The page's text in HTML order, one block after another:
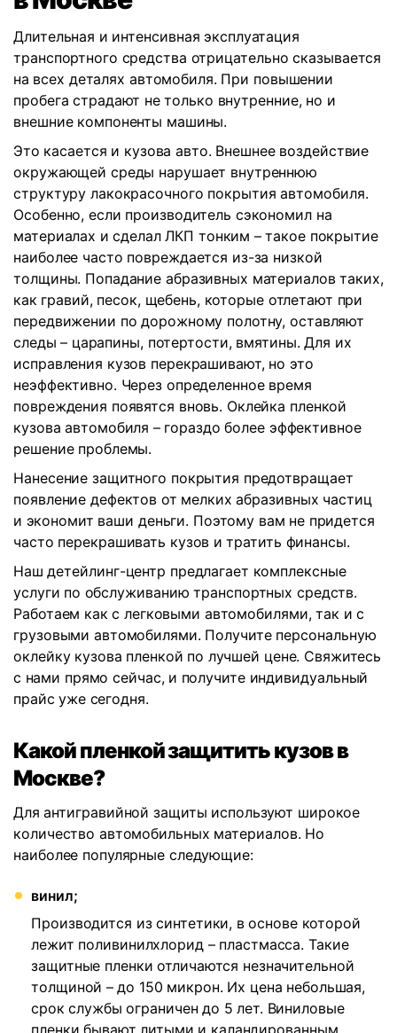
Длительная и интенсивная эксплуатация
транспортного средства отрицательно сказывается
на всех деталях автомобиля. При повышении
пробега страдают не только внутренние, но и
внешние компоненты машины.
Это касается и кузова авто. Внешнее воздействие
окружающей среды нарушает внутреннюю
структуру лакокрасочного покрытия автомобиля.
Особенно, если производитель сэкономил на
материалах и сделал ЛКП тонким – такое покрытие
наиболее часто повреждается из-за низкой
толщины. Попадание абразивных материалов таких,
как гравий, песок, щебень, которые отлетают при
передвижении по дорожному полотну, оставляют
следы – царапины, потертости, вмятины. Для их
исправления кузов перекрашивают, но это
неэффективно. Через определенное время
повреждения появятся вновь. Оклейка пленкой
кузова автомобиля – гораздо более эффективное
решение проблемы.
Нанесение защитного покрытия предотвращает
появление дефектов от мелких абразивных частиц
и экономит ваши деньги. Поэтому вам не придется
часто перекрашивать кузов и тратить финансы.
Наш детейлинг-центр предлагает комплексные
услуги по обслуживанию транспортных средств.
Работаем как с легковыми автомобилями, так и с
грузовыми автомобилями. Получите персональную
оклейку кузова пленкой по лучшей цене. Свяжитесь
с нами прямо сейчас, и получите индивидуальный
прайс уже сегодня.
Какой пленкой защитить кузов в
Москве?
Для антигравийной защиты используют широкое
количество автомобильных материалов. Но
наиболее популярные следующие:
винил;
Производится из синтетики, в основе которой
лежит поливинилхлорид – пластмасса. Такие
защитные пленки отличаются незначительной
толщиной – до 150 микрон. Их цена небольшая,
срок службы ограничен до 5 лет. Виниловые
пленки бывают литыми и каландированным.